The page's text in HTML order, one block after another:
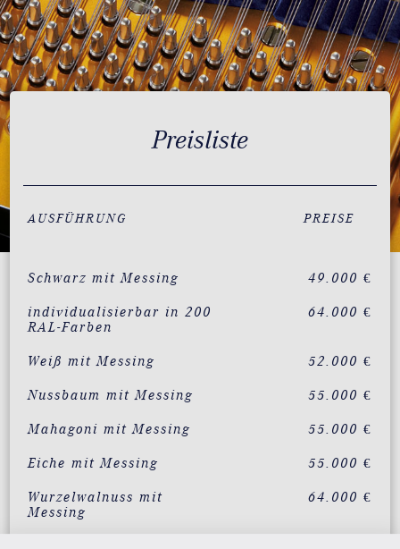
Preisliste
AUSFÜHRUNG PREISE
Schwarz mit Messing 49.000 €
individualisierbar in 200
RAL-Farben
64.000 €
Weiß mit Messing 52.000 €
Nussbaum mit Messing 55.000 €
Mahagoni mit Messing 55.000 €
Eiche mit Messing 55.000 €
Wurzelwalnuss mit
Messing
64.000 €